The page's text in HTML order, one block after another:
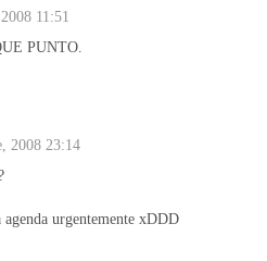
11:51
PUNTO.
2008 23:14
urgentemente xDDD